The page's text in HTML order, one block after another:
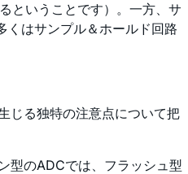
ということです）。一方、サ
くはサンプル＆ホールド回路
じる独特の注意点について把
型のADCでは、フラッシュ型